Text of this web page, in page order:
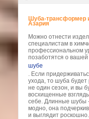
Шуба-трансформер
Азария
Можно отнести
специалистам в
профессиональном
позаботятся о вашей
шубе
. Если
ухода, то шуба будет
не один сезон, и вы
восхищенные
себе. Длинные шубы -
модно, она
и выглядит роскошно.